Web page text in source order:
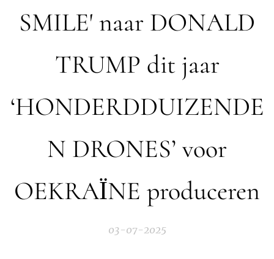
SMILE' naar DONALD
TRUMP dit jaar
‘HONDERDDUIZENDE
N DRONES’ voor
OEKRAΪNE produceren
03-07-2025